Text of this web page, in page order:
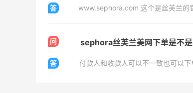
答
问 sephora丝芙兰美网下单是不
答 付款人和收款人可以不一致也可以下